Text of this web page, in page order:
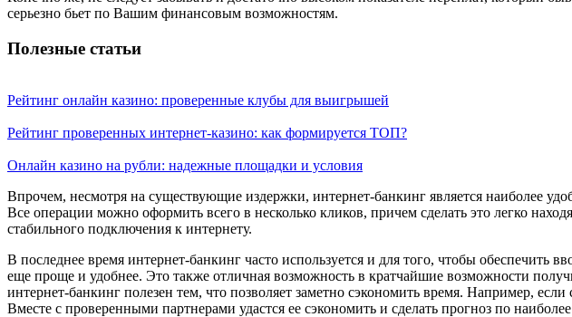
серьезно бьет по Вашим финансовым возможностям.
Полезные статьи
Рейтинг онлайн казино: проверенные клубы для выигрышей
Рейтинг проверенных интернет-казино: как формируется ТОП?
Онлайн казино на рубли: надежные площадки и условия
Впрочем, несмотря на существующие издержки, интернет-банкинг является наиболее
Все операции можно оформить всего в несколько кликов, причем сделать это легко
стабильного подключения к интернету.
В последнее время интернет-банкинг часто используется и для того, чтобы обеспечить
еще проще и удобнее. Это также отличная возможность в кратчайшие возможности
интернет-банкинг полезен тем, что позволяет заметно сэкономить время. Например,
Вместе с проверенными партнерами удастся ее сэкономить и сделать прогноз по